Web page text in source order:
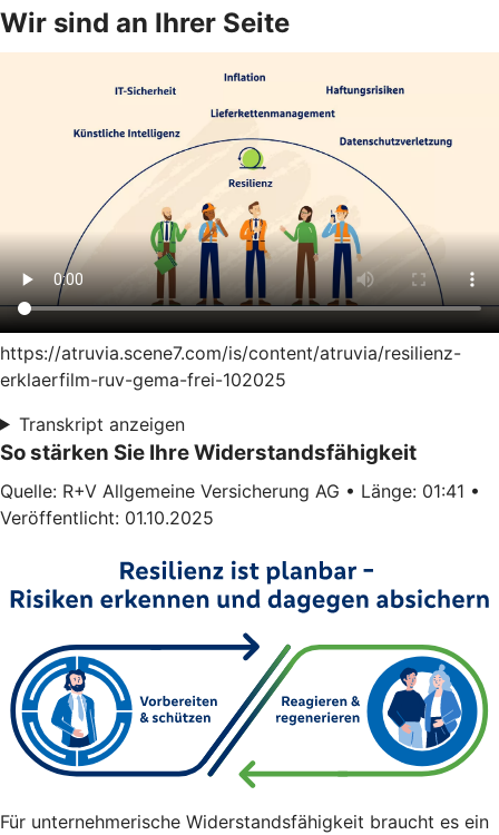
Wir sind an Ihrer Seite
https://atruvia.scene7.com/is/content/atruvia/resilienz-
erklaerfilm-ruv-gema-frei-102025
Transkript anzeigen
So stärken Sie Ihre Widerstandsfähigkeit
Quelle: R+V Allgemeine Versicherung AG • Länge: 01:41 •
Veröffentlicht: 01.10.2025
Für unternehmerische Widerstandsfähigkeit braucht es ein